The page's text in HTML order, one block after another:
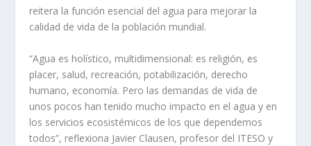
reitera la función esencial del agua para mejorar la
calidad de vida de la población mundial.
“Agua es holístico, multidimensional: es religión, es
placer, salud, recreación, potabilización, derecho
humano, economía. Pero las demandas de vida de
unos pocos han tenido mucho impacto en el agua y en
los servicios ecosistémicos de los que dependemos
todos”, reflexiona Javier Clausen, profesor del ITESO y